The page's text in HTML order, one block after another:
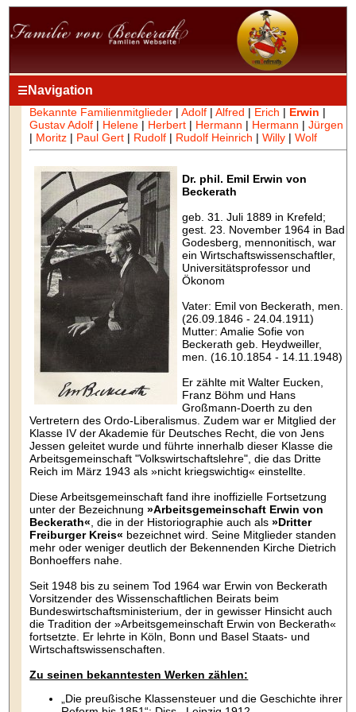
☰ Navigation
Bekannte Familienmitglieder |Adolf |Alfred | Erich | Erwin |
Gustav Adolf | Helene | Herbert | Hermann | Hermann |Jürgen
| Moritz | Paul Gert | Rudolf | Rudolf Heinrich |Willy |Wolf
Dr. phil. Emil Erwin von
Beckerath
geb. 31. Juli 1889 in Krefeld;
gest. 23. November 1964 in Bad
Godesberg, mennonitisch, war
ein Wirtschaftswissenschaftler,
Universitätsprofessor und
Ökonom
Vater: Emil von Beckerath, men.
(26.09.1846 - 24.04.1911)
Mutter: Amalie Sofie von
Beckerath geb. Heydweiller,
men. (16.10.1854 - 14.11.1948)
Er zählte mit Walter Eucken,
Franz Böhm und Hans
Großmann-Doerth zu den
Vertretern des Ordo-Liberalismus. Zudem war er Mitglied der
Klasse IV der Akademie für Deutsches Recht, die von Jens
Jessen geleitet wurde und führte innerhalb dieser Klasse die
Arbeitsgemeinschaft "Volkswirtschaftslehre", die das Dritte
Reich im März 1943 als »nicht kriegswichtig« einstellte.
Diese Arbeitsgemeinschaft fand ihre inoffizielle Fortsetzung
unter der Bezeichnung»Arbeitsgemeinschaft Erwin von
Beckerath«, die in der Historiographie auch als»Dritter
Freiburger Kreis« bezeichnet wird. Seine Mitglieder standen
mehr oder weniger deutlich der Bekennenden Kirche Dietrich
Bonhoeffers nahe.
Seit 1948 bis zu seinem Tod 1964 war Erwin von Beckerath
Vorsitzender des Wissenschaftlichen Beirats beim
Bundeswirtschaftsministerium, der in gewisser Hinsicht auch
die Tradition der »Arbeitsgemeinschaft Erwin von Beckerath«
fortsetzte. Er lehrte in Köln, Bonn und Basel Staats- und
Wirtschaftswissenschaften.
Zu seinen bekanntesten Werken zählen:
„Die preußische Klassensteuer und die Geschichte ihrer